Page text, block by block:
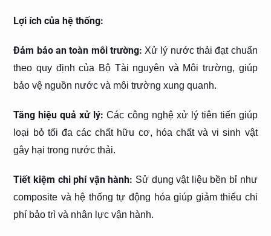
Lợi ích của hệ thống:
Đảm bảo an toàn môi trường: Xử lý nước thải đạt chuẩn
theo quy định của Bộ Tài nguyên và Môi trường, giúp
bảo vệ nguồn nước và môi trường xung quanh.
Tăng hiệu quả xử lý: Các công nghệ xử lý tiên tiến giúp
loại bỏ tối đa các chất hữu cơ, hóa chất và vi sinh vật
gây hại trong nước thải.
Tiết kiệm chi phí vận hành: Sử dụng vật liệu bền bỉ như
composite và hệ thống tự động hóa giúp giảm thiểu chi
phí bảo trì và nhân lực vận hành.